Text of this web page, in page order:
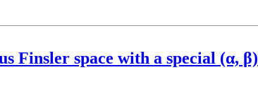
Finsler space with a special (α, β)